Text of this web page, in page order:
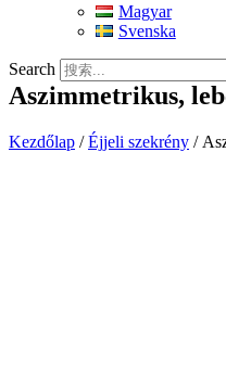
Magyar
Svenska
Search
Aszimmetrikus,
Kezdőlap /Éjjeli szekrény /